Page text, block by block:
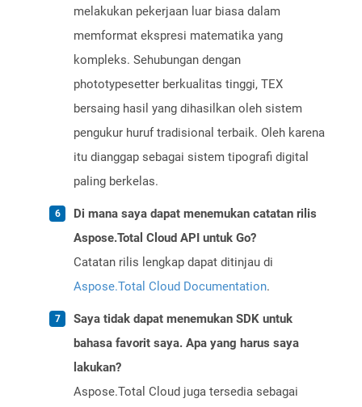
melakukan pekerjaan luar biasa dalam
memformat ekspresi matematika yang
kompleks. Sehubungan dengan
phototypesetter berkualitas tinggi, TEX
bersaing hasil yang dihasilkan oleh sistem
pengukur huruf tradisional terbaik. Oleh karena
itu dianggap sebagai sistem tipografi digital
paling berkelas.
Di mana saya dapat menemukan catatan rilis
Aspose.Total Cloud API untuk Go?
Catatan rilis lengkap dapat ditinjau di
Aspose.Total Cloud Documentation.
Saya tidak dapat menemukan SDK untuk
bahasa favorit saya. Apa yang harus saya
lakukan?
Aspose.Total Cloud juga tersedia sebagai